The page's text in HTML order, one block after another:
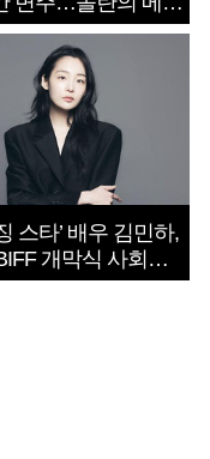
쟁 속죄’
스타’ 배우 김민하,
개막식 사회자